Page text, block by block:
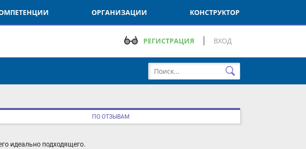
ОРГАНИЗАЦИИ КОНСТРУКТОР
РЕГИСТРАЦИЯ ВХОД
ПО ОТЗЫВАМ
идеально подходящего.